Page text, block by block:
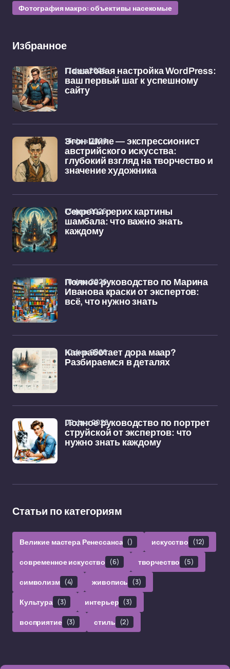
Фотография макро: объективы насекомые
Избранное
Пошаговая настройка WordPress:
ваш первый шаг к успешному
сайту
17 фев 2026
Эгон Шиле — экспрессионист
австрийского искусства:
глубокий взгляд на творчество и
значение художника
16 фев 2026
Секреты рерих картины
шамбала: что важно знать
каждому
13 фев 2026
Полное руководство по Марина
Иванова краски от экспертов:
всё, что нужно знать
10 фев 2026
Как работает дора маар?
Разбираемся в деталях
10 фев 2026
Полное руководство по портрет
струйской от экспертов: что
нужно знать каждому
09 фев 2026
Статьи по категориям
Великие мастера Ренессанса () искусство (12)
современное искусство (6) творчество (5)
символизм (4) живопись (3)
Культура (3) интерьер (3)
восприятие (3) стиль (2)